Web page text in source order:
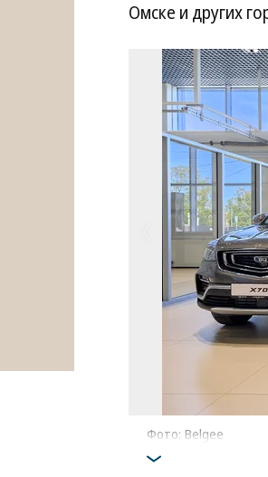
Омске и других
Фото: Belgee